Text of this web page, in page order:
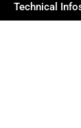
Technical